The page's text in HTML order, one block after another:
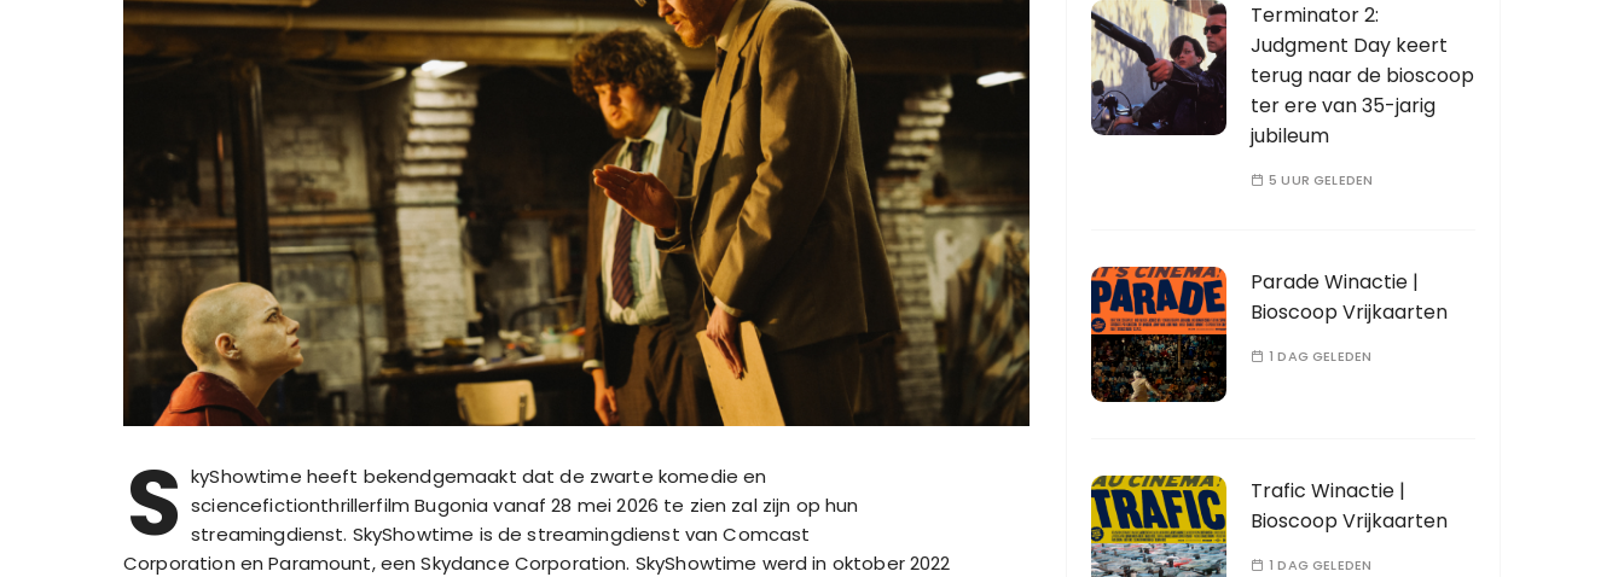
S kyShowtime heeft bekendgemaakt dat de zwarte komedie en
sciencefictionthrillerfilm Bugonia vanaf 28 mei 2026 te zien zal zijn op hun
streamingdienst. SkyShowtime is de streamingdienst van Comcast
Corporation en Paramount, een Skydance Corporation. SkyShowtime werd in oktober 2022
Terminator 2:
Judgment Day keert
terug naar de bioscoop
ter ere van 35-jarig
jubileum
5 UUR GELEDEN
Parade Winactie |
Bioscoop Vrijkaarten
1 DAG GELEDEN
Trafic Winactie |
Bioscoop Vrijkaarten
1 DAG GELEDEN